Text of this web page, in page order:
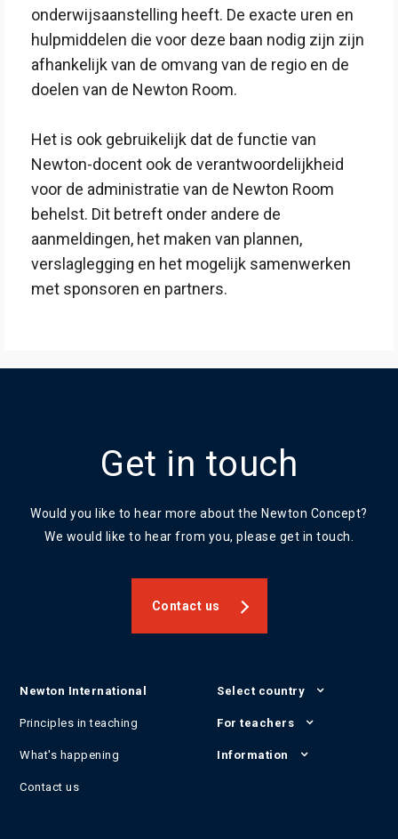
onderwijsaanstelling heeft. De exacte uren en
hulpmiddelen die voor deze baan nodig zijn zijn
afhankelijk van de omvang van de regio en de
doelen van de Newton Room.
Het is ook gebruikelijk dat de functie van
Newton-docent ook de verantwoordelijkheid
voor de administratie van de Newton Room
behelst. Dit betreft onder andere de
aanmeldingen, het maken van plannen,
verslaglegging en het mogelijk samenwerken
met sponsoren en partners.
Get in touch
Would you like to hear more about the Newton Concept?
We would like to hear from you, please get in touch.
Contact us
Newton International
Principles in teaching
What's happening
Contact us
Select country
For teachers
Information